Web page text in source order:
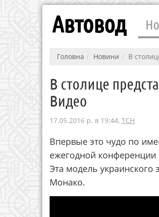
Автовод
Головна Новини В
В столице
Видео
17.05.2016 р. в 19:44, ТСН
Впервые это чудо по
ежегодной конференции
Эта модель украинского
Монако.